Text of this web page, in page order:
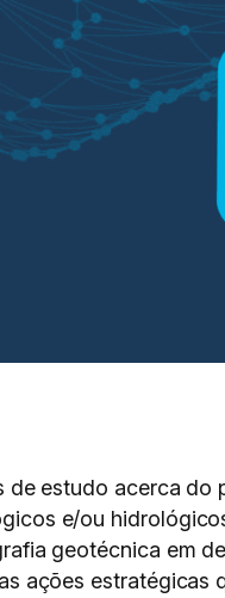
de estudo acerca
e/ou
geotécnica em
ações